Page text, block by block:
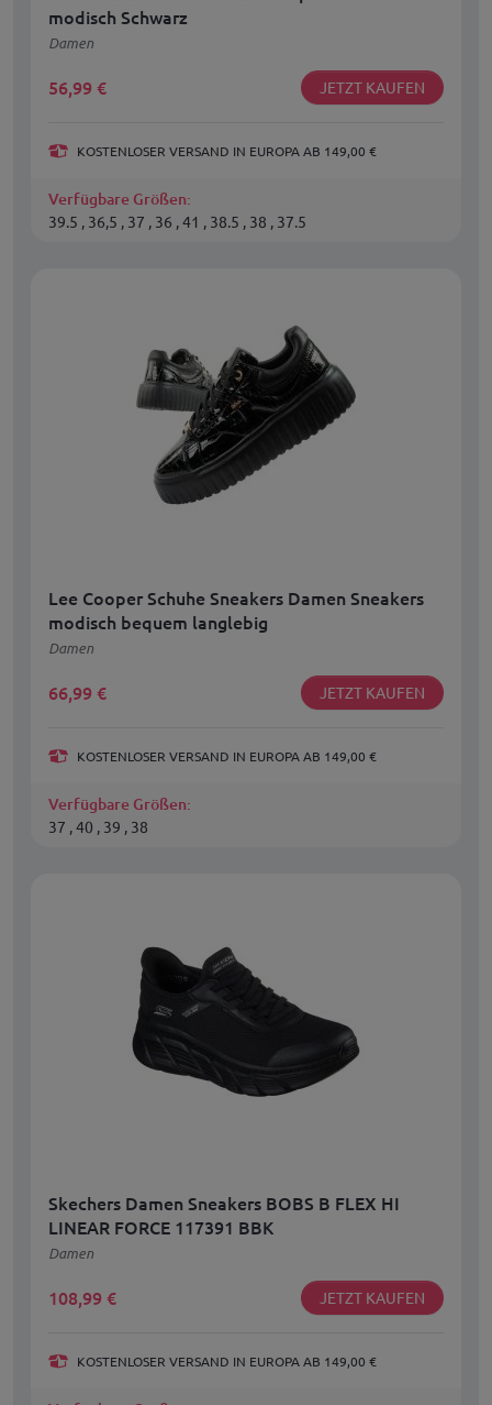
modisch Schwarz
Damen
56,99 € JETZT KAUFEN
KOSTENLOSER VERSAND IN EUROPA AB 149,00 €
Verfügbare Größen:
39.5 , 36,5 , 37 , 36 , 41 , 38.5 , 38 , 37.5
Lee Cooper Schuhe Sneakers Damen Sneakers
modisch bequem langlebig
Damen
66,99 € JETZT KAUFEN
KOSTENLOSER VERSAND IN EUROPA AB 149,00 €
Verfügbare Größen:
37 , 40 , 39 , 38
Skechers Damen Sneakers BOBS B FLEX HI
LINEAR FORCE 117391 BBK
Damen
108,99 € JETZT KAUFEN
KOSTENLOSER VERSAND IN EUROPA AB 149,00 €